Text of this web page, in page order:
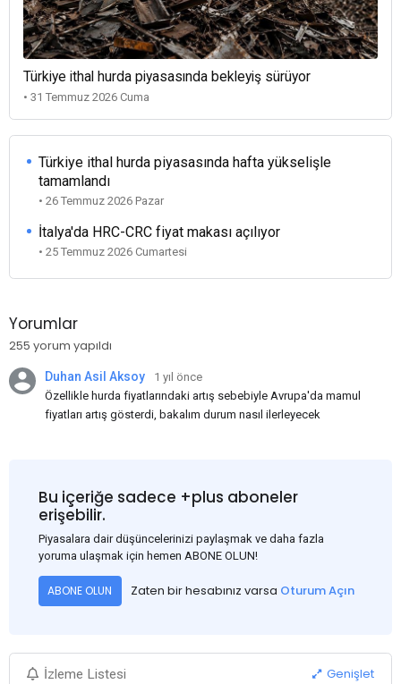
Türkiye ithal hurda piyasasında bekleyiş sürüyor
• 31 Temmuz 2026 Cuma
Türkiye ithal hurda piyasasında hafta yükselişle
tamamlandı
• 26 Temmuz 2026 Pazar
İtalya'da HRC-CRC fiyat makası açılıyor
• 25 Temmuz 2026 Cumartesi
Yorumlar
255 yorum yapıldı
Duhan Asil Aksoy
1 yıl önce
Özellikle hurda fiyatlarındaki artış sebebiyle Avrupa'da mamul
fiyatları artış gösterdi, bakalım durum nasıl ilerleyecek
Bu içeriğe sadece +plus aboneler
erişebilir.
Piyasalara dair düşüncelerinizi paylaşmak ve daha fazla
yoruma ulaşmak için hemen ABONE OLUN!
ABONE OLUN Zaten bir hesabınız varsa Oturum Açın
İzleme Listesi Genişlet